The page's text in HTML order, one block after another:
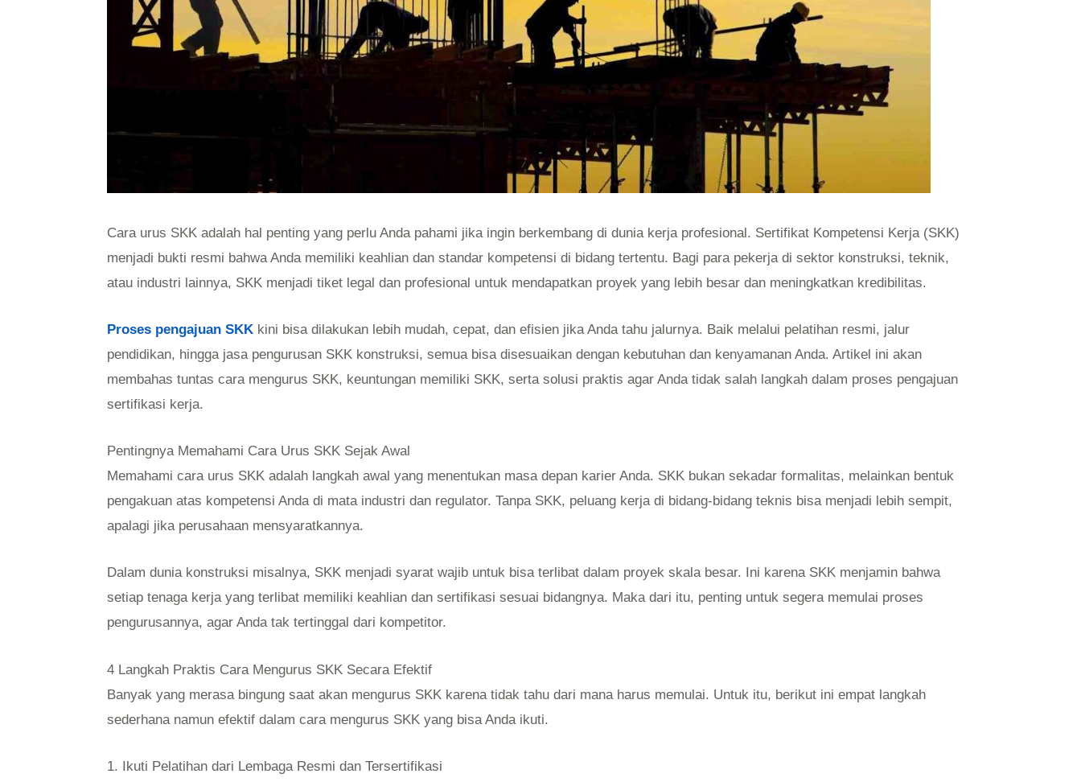
Cara urus SKK adalah hal penting yang perlu Anda pahami jika ingin berkembang di dunia kerja profesional. Sertifikat Kompetensi Kerja (SKK)
menjadi bukti resmi bahwa Anda memiliki keahlian dan standar kompetensi di bidang tertentu. Bagi para pekerja di sektor konstruksi, teknik,
atau industri lainnya, SKK menjadi tiket legal dan profesional untuk mendapatkan proyek yang lebih besar dan meningkatkan kredibilitas.
Proses pengajuan SKK kini bisa dilakukan lebih mudah, cepat, dan efisien jika Anda tahu jalurnya. Baik melalui pelatihan resmi, jalur
pendidikan, hingga jasa pengurusan SKK konstruksi, semua bisa disesuaikan dengan kebutuhan dan kenyamanan Anda. Artikel ini akan
membahas tuntas cara mengurus SKK, keuntungan memiliki SKK, serta solusi praktis agar Anda tidak salah langkah dalam proses pengajuan
sertifikasi kerja.
Pentingnya Memahami Cara Urus SKK Sejak Awal
Memahami cara urus SKK adalah langkah awal yang menentukan masa depan karier Anda. SKK bukan sekadar formalitas, melainkan bentuk
pengakuan atas kompetensi Anda di mata industri dan regulator. Tanpa SKK, peluang kerja di bidang-bidang teknis bisa menjadi lebih sempit,
apalagi jika perusahaan mensyaratkannya.
Dalam dunia konstruksi misalnya, SKK menjadi syarat wajib untuk bisa terlibat dalam proyek skala besar. Ini karena SKK menjamin bahwa
setiap tenaga kerja yang terlibat memiliki keahlian dan sertifikasi sesuai bidangnya. Maka dari itu, penting untuk segera memulai proses
pengurusannya, agar Anda tak tertinggal dari kompetitor.
4 Langkah Praktis Cara Mengurus SKK Secara Efektif
Banyak yang merasa bingung saat akan mengurus SKK karena tidak tahu dari mana harus memulai. Untuk itu, berikut ini empat langkah
sederhana namun efektif dalam cara mengurus SKK yang bisa Anda ikuti.
1. Ikuti Pelatihan dari Lembaga Resmi dan Tersertifikasi